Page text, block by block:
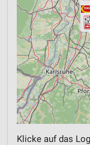
Klicke auf das